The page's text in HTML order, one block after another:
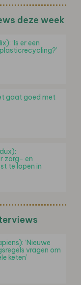
deze week
‘Is er een
gaat goed met
zorg- en
te lopen in
‘Nieuwe
vragen om
keten’